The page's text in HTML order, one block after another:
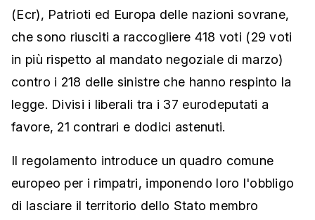
(Ecr), Patrioti ed Europa delle nazioni sovrane,
che sono riusciti a raccogliere 418 voti (29 voti
in più rispetto al mandato negoziale di marzo)
contro i 218 delle sinistre che hanno respinto la
legge. Divisi i liberali tra i 37 eurodeputati a
favore, 21 contrari e dodici astenuti.
Il regolamento introduce un quadro comune
europeo per i rimpatri, imponendo loro l'obbligo
di lasciare il territorio dello Stato membro